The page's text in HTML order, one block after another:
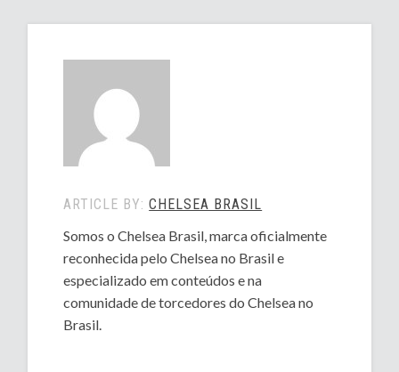
ARTICLE BY:CHELSEA BRASIL
Somos o Chelsea Brasil, marca oficialmente
reconhecida pelo Chelsea no Brasil e
especializado em conteúdos e na
comunidade de torcedores do Chelsea no
Brasil.